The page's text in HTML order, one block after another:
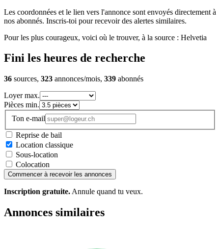
Les coordonnées et le lien vers l'annonce sont envoyés directement à
nos abonnés. Inscris-toi pour recevoir des alertes similaires.
Pour les plus courageux, voici où le trouver, à la source : Helvetia
Fini les heures de recherche
36 sources, 323 annonces/mois, 339 abonnés
Loyer max.
Pièces min.
Ton e-mail
Reprise de bail
Location classique
Sous-location
Colocation
Commencer à recevoir les annonces
Inscription gratuite. Annule quand tu veux.
Annonces similaires